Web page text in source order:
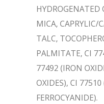
HYDROGENATED
MICA, CAPRYLIC/
TALC,
PALMITATE, CI
77492 (IRON
OXIDES), CI
FERROCYANIDE).